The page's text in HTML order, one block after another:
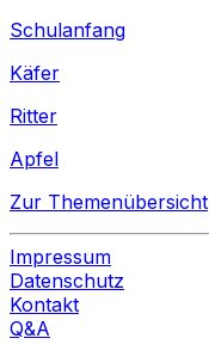
Schulanfang
Käfer
Ritter
Apfel
Zur Themenübersicht
Impressum
Datenschutz
Kontakt
Q&A